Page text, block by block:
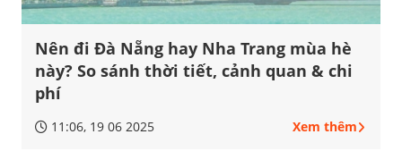
Nên đi Đà Nẵng hay Nha Trang mùa hè
này? So sánh thời tiết, cảnh quan & chi
phí
11:06, 19 06 2025 Xem thêm